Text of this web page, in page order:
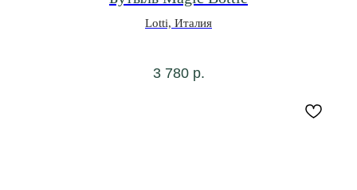
Lotti, Италия
3 780 р.